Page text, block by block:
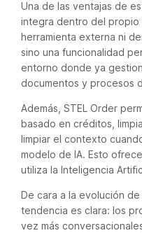
Una de las ventajas de
integra dentro del propio
herramienta externa ni
sino una funcionalidad
entorno donde ya
documentos y procesos
Además, STEL Order
basado en créditos,
limpiar el contexto
modelo de IA. Esto
utiliza la Inteligencia
De cara a la evolución
tendencia es clara: los
vez más